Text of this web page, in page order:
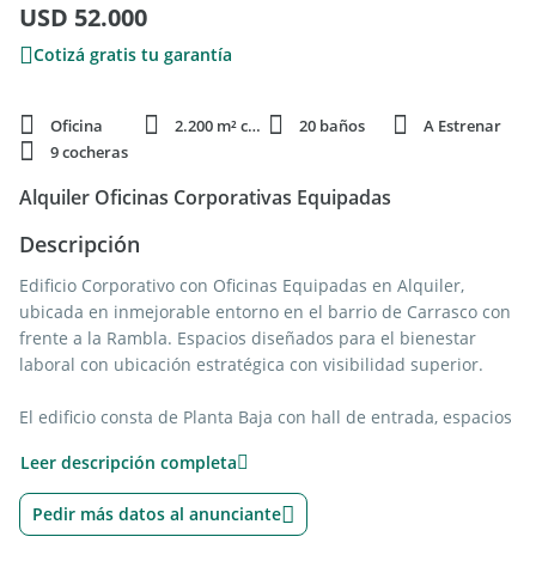
USD 52.000
Cotizá gratis tu garantía
Oficina 2.200 m² cubie. 20 baños
A Estrenar
9 cocheras
Alquiler Oficinas Corporativas Equipadas
Descripción
Edificio Corporativo con Oficinas Equipadas en Alquiler,
ubicada en inmejorable entorno en el barrio de Carrasco con
frente a la Rambla. Espacios diseñados para el bienestar
laboral con ubicación estratégica con visibilidad superior.
El edificio consta de Planta Baja con hall de entrada, espacios
verde. Dos pisos de espacios de oficinas equipados con
mobiliario de excelente calidad que incluyen open space,
oficinas privadas, meeting rooms, conference room,
Leer descripción completa
Pedir más datos al anunciante